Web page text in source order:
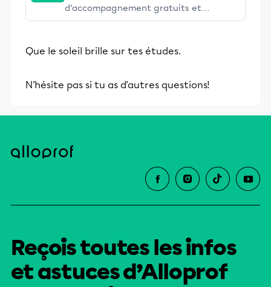
d’accompagnement gratuits et
stimulants, Alloprof engage les élèves
éducative.
Que le soleil brille sur tes études.
N'hésite pas si tu as d'autres questions!
Reçois toutes les infos
et astuces d’Alloprof